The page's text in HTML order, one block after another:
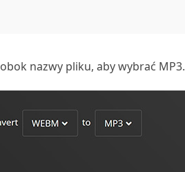
obok nazwy pliku, aby wybrać MP3.